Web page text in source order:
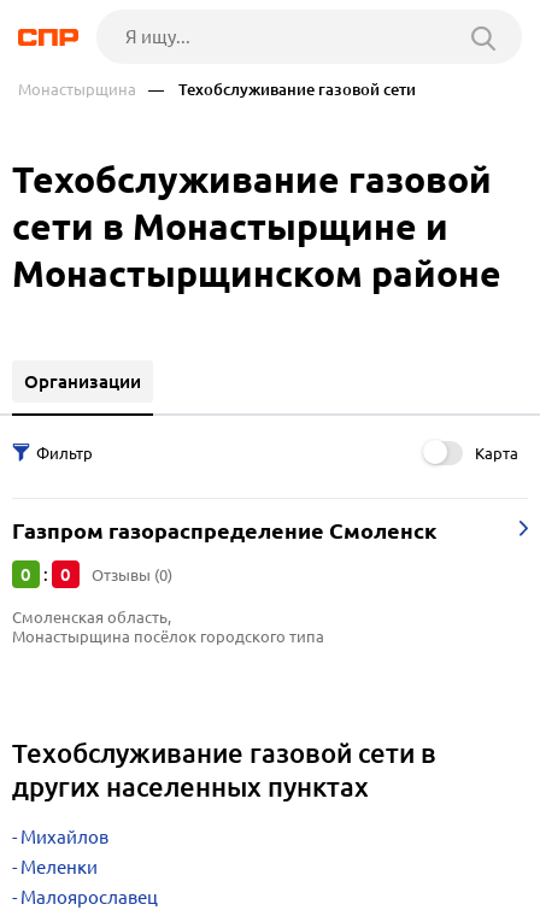
Монастырщина — Техобслуживание газовой сети
Техобслуживание газовой
сети в Монастырщине и
Монастырщинском районе
Организации
Карта
Газпром газораспределение Смоленск
0 : 0 Отзывы (0)
Смоленская область,
Монастырщина посёлок городского типа
Техобслуживание газовой сети в
других населенных пунктах
Михайлов
Меленки
Малоярославец